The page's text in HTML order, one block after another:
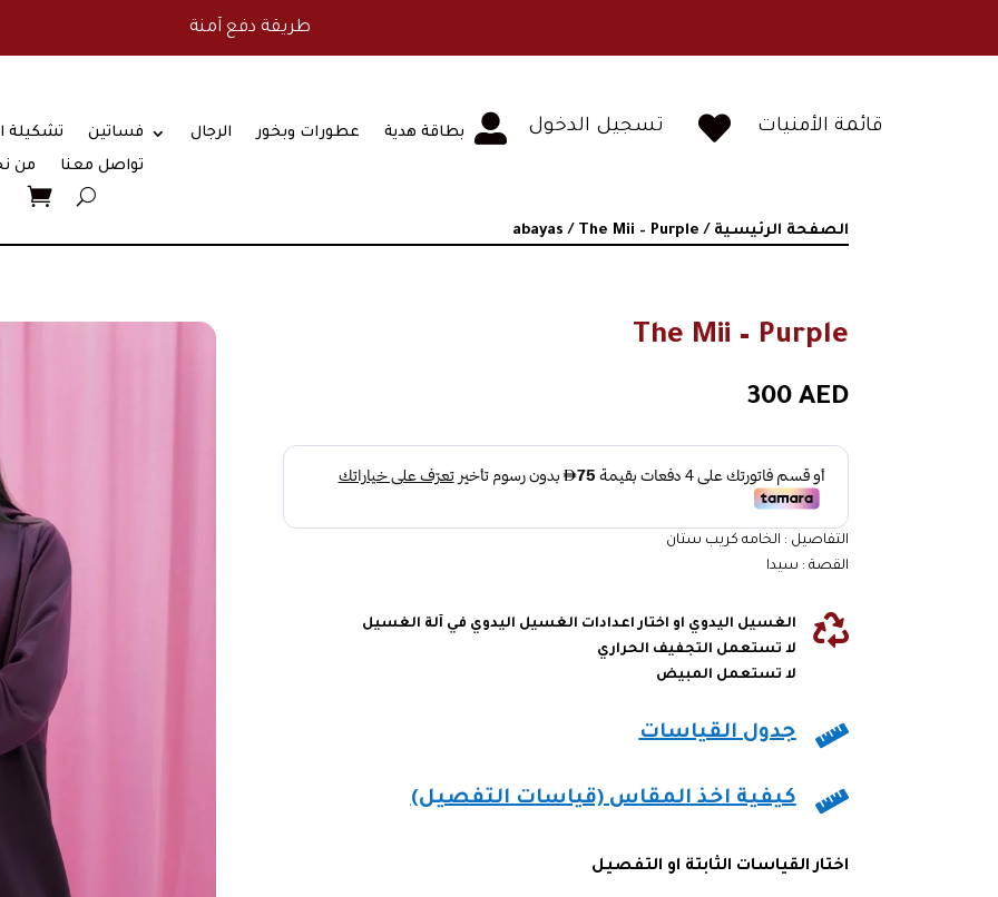
طريقة دفع آمنة
تشكيلة فساتين الرجال عطورات وبخور
بطاقة هدية
من
تواصل معنا
 تسجيل الدخول  قائمة الأمنيات
الصفحة الرئيسية /
abayas / The Mii – Purple
The Mii – Purple
300 AED
التفاصيل : الخامه كريب ستان
القصة : سيدا

الغسيل اليدوي او اختار اعدادات الغسيل اليدوي في آلة الغسيل
لا تستعمل التجفيف الحراري
لا تستعمل المبيض
 جدول القياسات
 كيفية اخذ المقاس (قياسات التفصيل)
اختار القياسات الثابتة او التفصيل